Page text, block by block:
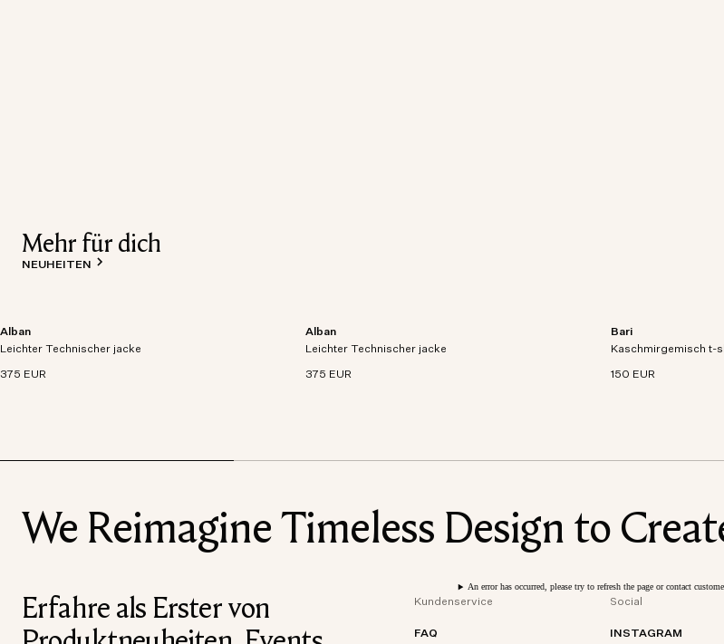
Mehr für dich
NEUHEITEN
Alban
Leichter Technischer jacke
375 EUR
Leichtgewichtige Jacke aus atmungsaktivem,
wasserdichtem und technischem Gewebe.
Alban
Leichter Technischer jacke
375 EUR
Leichtgewichtige Jacke aus atmungsaktivem,
wasserdichtem und technischem Gewebe.
Bari
Kaschmirgemisch t-
150 EUR
Kurzarm-T-Shirt aus
Mischstrick.
We Reimagine Timeless Design to
An error has occurred, please try to refresh the page or contact
Erfahre als Erster von
Kundenservice
FAQ
Social
INSTAGRAM